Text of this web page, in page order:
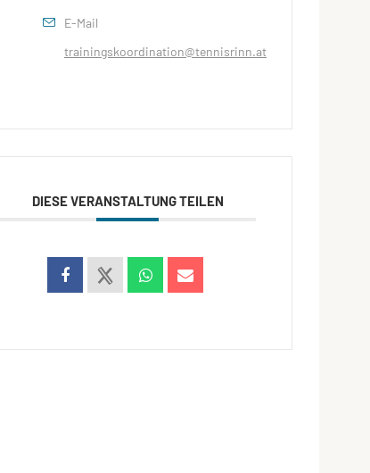
E-Mail
trainingskoordination@tennisrinn.at
DIESE VERANSTALTUNG TEILEN